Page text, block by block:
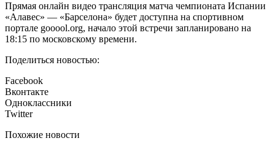
Прямая онлайн видео трансляция матча чемпионата Испании
«Алавес» — «Барселона» будет доступна на спортивном
портале gooool.org, начало этой встречи запланировано на
18:15 по московскому времени.
Поделиться новостью:
Facebook
Вконтакте
Одноклассники
Twitter
Похожие новости